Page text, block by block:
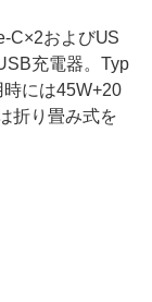
C×2およびUS
充電器。Typ
には45W+20
折り畳み式を